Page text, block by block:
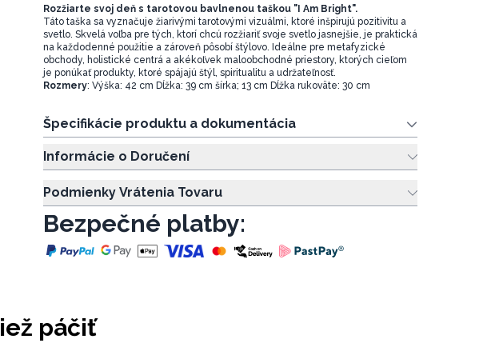
Rozžiarte svoj deň s tarotovou bavlnenou taškou "I Am Bright".
Táto taška sa vyznačuje žiarivými tarotovými vizuálmi, ktoré inšpirujú pozitivitu a
svetlo. Skvelá voľba pre tých, ktorí chcú rozžiariť svoje svetlo jasnejšie, je praktická
na každodenné použitie a zároveň pôsobí štýlovo. Ideálne pre metafyzické
obchody, holistické centrá a akékoľvek maloobchodné priestory, ktorých cieľom
je ponúkať produkty, ktoré spájajú štýl, spiritualitu a udržateľnosť.
Rozmery: Výška: 42 cm Dĺžka: 39 cm šírka; 13 cm Dĺžka rukoväte: 30 cm
Špecifikácie produktu a dokumentácia
Informácie o Doručení
Podmienky Vrátenia Tovaru
Bezpečné platby:
páčiť